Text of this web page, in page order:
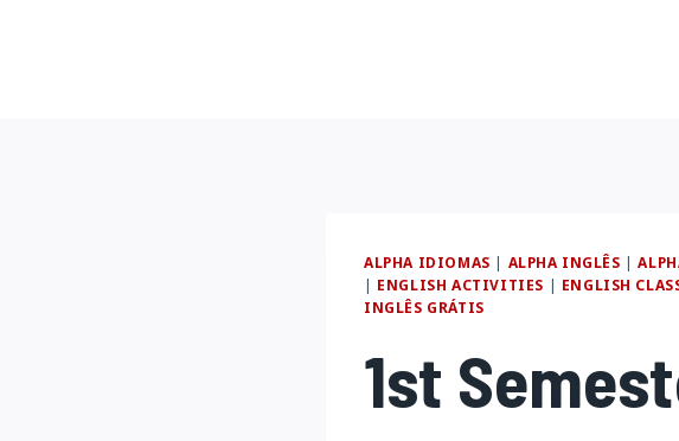
ALPHA IDIOMAS | ALPHA INGLÊS |
| ENGLISH ACTIVITIES | ENGLISH
INGLÊS GRÁTIS
1st